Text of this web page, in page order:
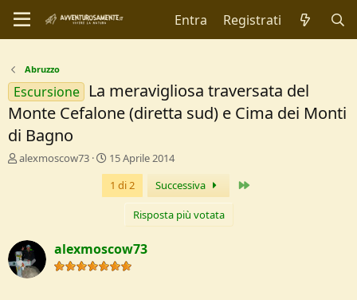
Entra Registrati
Abruzzo
Escursione
La meravigliosa traversata del
Monte Cefalone (diretta sud) e Cima dei Monti
di Bagno
C
r
e
D
alexmoscow73
D
a
t
a
I
n
15 Aprile 2014
1 di 2
Successiva
Risposta più votata
alexmoscow73